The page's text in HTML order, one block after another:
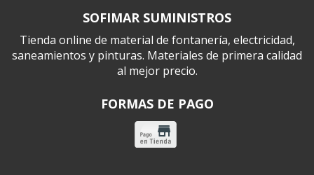
SOFIMAR SUMINISTROS
Tienda online de material de fontanería, electricidad,
saneamientos y pinturas. Materiales de primera calidad
al mejor precio.
FORMAS DE PAGO